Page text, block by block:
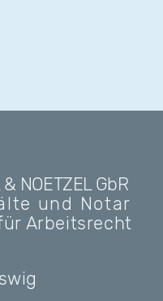
NOETZELGbR
und Notar
Arbeitsrecht